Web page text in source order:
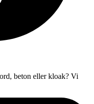
beton eller kloak? Vi